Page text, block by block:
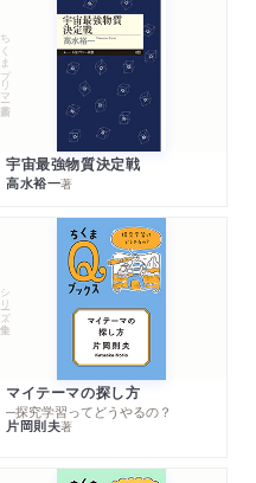
ちくまプリマー新書
宇宙最強物質決定戦
高水裕一著
シリーズ・全集
マイテーマの探し方
─探究学習ってどうやるの？
片岡則夫著